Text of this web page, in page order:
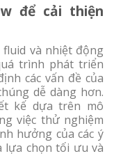
để cải thiện
và nhiệt động
trình phát triển
các vấn đề của
dễ dàng hơn.
kế dựa trên mô
việc thử nghiệm
hưởng của các ý
lựa chọn tối ưu và